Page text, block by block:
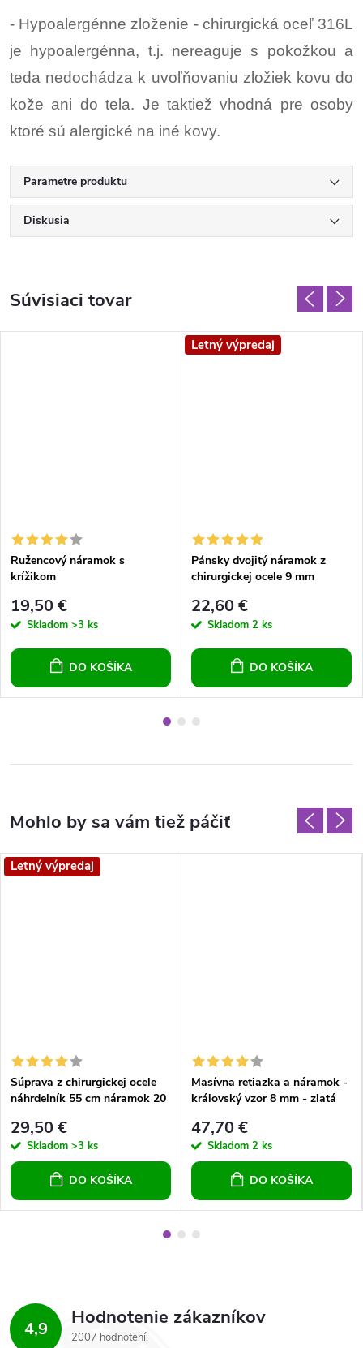
- Hypoalergénne zloženie - chirurgická oceľ 316L
je hypoalergénna, t.j. nereaguje s pokožkou a
teda nedochádza k uvoľňovaniu zložiek kovu do
kože ani do tela. Je taktiež vhodná pre osoby
ktoré sú alergické na iné kovy.
Parametre produktu
Diskusia
Súvisiaci tovar
Ružencový náramok s
krížikom
19,50 €
Skladom >3 ks
DO KOŠÍKA
Letný výpredaj
Pánsky dvojitý náramok z
chirurgickej ocele 9 mm
22,60 €
Skladom 2 ks
DO KOŠÍKA
Letný výpredaj
Súprava z chirurgickej ocele
náhrdelník 55 cm náramok 20
29,50 €
Skladom >3 ks
DO KOŠÍKA
Masívna retiazka a náramok -
kráľovský vzor 8 mm - zlatá
47,70 €
Skladom 2 ks
DO KOŠÍKA
4,9 Hodnotenie zákazníkov
2007 hodnotení